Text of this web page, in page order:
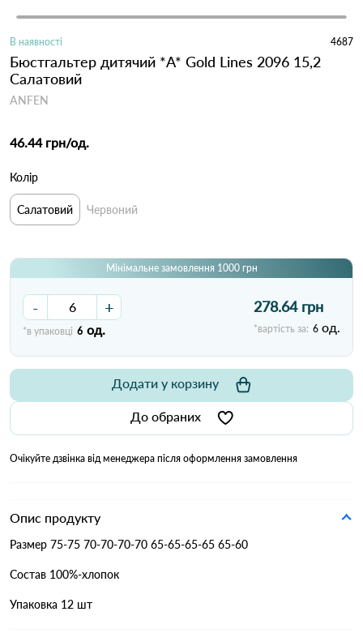
В наявності 4687
Бюстгальтер дитячий *A* Gold Lines 2096 15,2
Салатовий
ANFEN
46.44 грн/од.
Колір
Салатовий Червоний
Мінімальне замовлення 1000 грн
- +
*в упаковці 6 од.
278.64 грн
*вартість за: 6 од.
До обраних
Додати у корзину
Очікуйте дзвінка від менеджера після оформлення замовлення
Опис продукту
Размер 75-75 70-70-70-70 65-65-65-65 65-60
Состав 100%-хлопок
Упаковка 12 шт